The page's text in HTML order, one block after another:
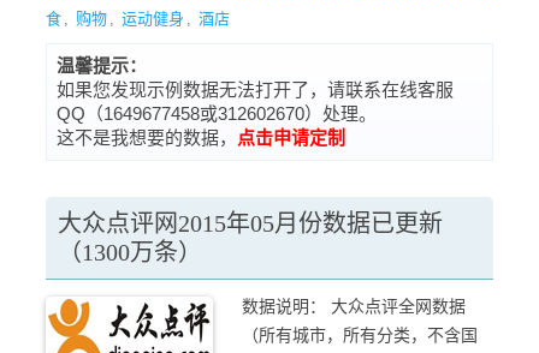
食 , 购物 , 运动健身 , 酒店
温馨提示：
如果您发现示例数据无法打开了，请联系在线客服
QQ（1649677458或312602670）处理。
这不是我想要的数据，
点击申请定制
大众点评网2015年05月份数据已更新
（1300万条）
数据说明： 大众点评全网数据
（所有城市，所有分类，不含国